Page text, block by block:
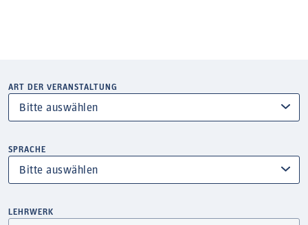
ART DER VERANSTALTUNG
SPRACHE
LEHRWERK